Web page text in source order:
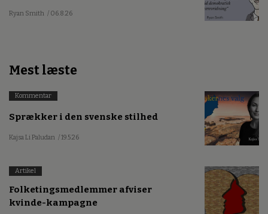
Ryan Smith / 06.8.26
Mest læste
Kommentar
Sprækker i den svenske stilhed
Kajsa Li Paludan / 19.5.26
Artikel
Folketingsmedlemmer afviser
kvinde-kampagne